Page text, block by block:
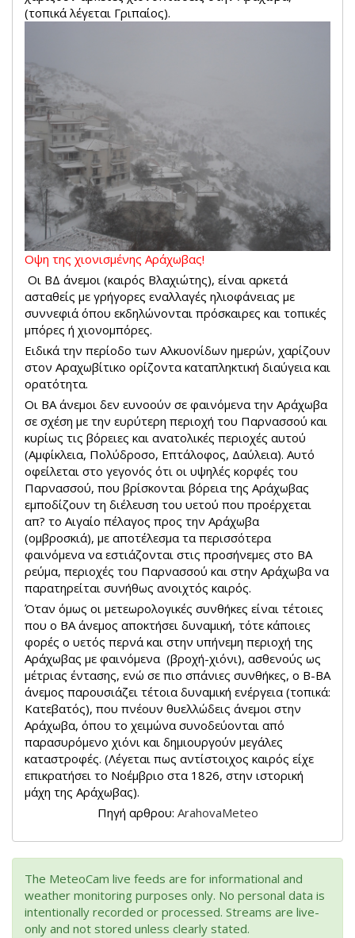
(τοπικά λέγεται Γριπαίος).
Οψη της χιονισμένης Αράχωβας!
Οι ΒΔ άνεμοι (καιρός Βλαχιώτης), είναι αρκετά
ασταθείς με γρήγορες εναλλαγές ηλιοφάνειας με
συννεφιά όπου εκδηλώνονται πρόσκαιρες και τοπικές
μπόρες ή χιονομπόρες.
Ειδικά την περίοδο των Αλκυονίδων ημερών, χαρίζουν
στον Αραχωβίτικο ορίζοντα καταπληκτική διαύγεια και
ορατότητα.
Οι ΒΑ άνεμοι δεν ευνοούν σε φαινόμενα την Αράχωβα
σε σχέση με την ευρύτερη περιοχή του Παρνασσού και
κυρίως τις βόρειες και ανατολικές περιοχές αυτού
(Αμφίκλεια, Πολύδροσο, Επτάλοφος, Δαύλεια). Αυτό
οφείλεται στο γεγονός ότι οι υψηλές κορφές του
Παρνασσού, που βρίσκονται βόρεια της Αράχωβας
εμποδίζουν τη διέλευση του υετού που προέρχεται
απ? το Αιγαίο πέλαγος προς την Αράχωβα
(ομβροσκιά), με αποτέλεσμα τα περισσότερα
φαινόμενα να εστιάζονται στις προσήνεμες στο ΒΑ
ρεύμα, περιοχές του Παρνασσού και στην Αράχωβα να
παρατηρείται συνήθως ανοιχτός καιρός.
Όταν όμως οι μετεωρολογικές συνθήκες είναι τέτοιες
που ο ΒΑ άνεμος αποκτήσει δυναμική, τότε κάποιες
φορές ο υετός περνά και στην υπήνεμη περιοχή της
Αράχωβας με φαινόμενα (βροχή-χιόνι), ασθενούς ως
μέτριας έντασης, ενώ σε πιο σπάνιες συνθήκες, ο Β-ΒΑ
άνεμος παρουσιάζει τέτοια δυναμική ενέργεια (τοπικά:
Κατεβατός), που πνέουν θυελλώδεις άνεμοι στην
Αράχωβα, όπου το χειμώνα συνοδεύονται από
παρασυρόμενο χιόνι και δημιουργούν μεγάλες
καταστροφές. (Λέγεται πως αντίστοιχος καιρός είχε
επικρατήσει το Νοέμβριο στα 1826, στην ιστορική
μάχη της Αράχωβας).
Πηγή αρθρου: ArahovaMeteo
The MeteoCam live feeds are for informational and
weather monitoring purposes only. No personal data is
intentionally recorded or processed. Streams are live-
only and not stored unless clearly stated.